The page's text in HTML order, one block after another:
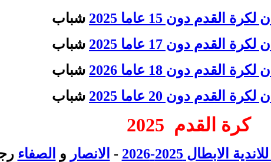
القدم دون 15 عاما 2025
شباب
القدم دون 17 عاما 2025
شباب
القدم دون 18 عاما 2026
شباب
القدم دون 20 عاما 2025
شباب
كرة القدم
الابطال 2025-2026 - الانصار و الصفاء